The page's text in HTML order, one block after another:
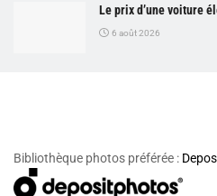
Le prix d’une voiture
6 août 2026
Bibliothèque photos préférée :